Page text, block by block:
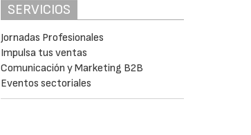
SERVICIOS
Jornadas Profesionales
Impulsa tus ventas
Comunicación y Marketing B2B
Eventos sectoriales